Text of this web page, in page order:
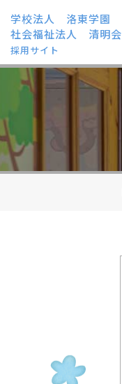
学校法人 洛東学園
社会福祉法人 清明会
採用サイト